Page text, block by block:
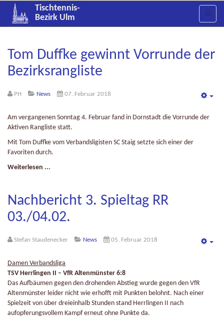
Tischtennis-
Bezirk Ulm
Tom Duffke gewinnt Vorrunde der
Bezirksrangliste
PH News 07. Februar 2018
Am vergangenen Sonntag 4. Februar fand in Dornstadt die Vorrunde der
Aktiven Rangliste statt.
Mit Tom Duffke vom Verbandsligisten SC Staig setzte sich einer der
Favoriten durch.
Weiterlesen ...
Nachbericht 3. Spieltag RR
03./04.02.
Stefan Staudenecker News 05. Februar 2018
Damen Verbandsliga
TSV Herrlingen II – VfR Altenmünster 6:8
Das Aufbäumen gegen den drohenden Abstieg wurde gegen den VfR
Altenmünster leider nicht wie erhofft mit Punkten belohnt. Nach einer
Spielzeit von über dreieinhalb Stunden stand Herrlingen II nach
aufopferungsvollem Kampf erneut ohne Punkte da.